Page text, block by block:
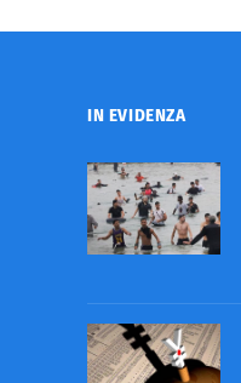
IN EVIDENZA